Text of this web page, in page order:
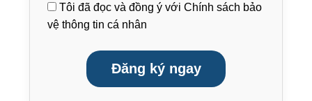
Tôi đã đọc và đồng ý vớiChính sách bảo
vệ thông tin cá nhân
Đăng ký ngay